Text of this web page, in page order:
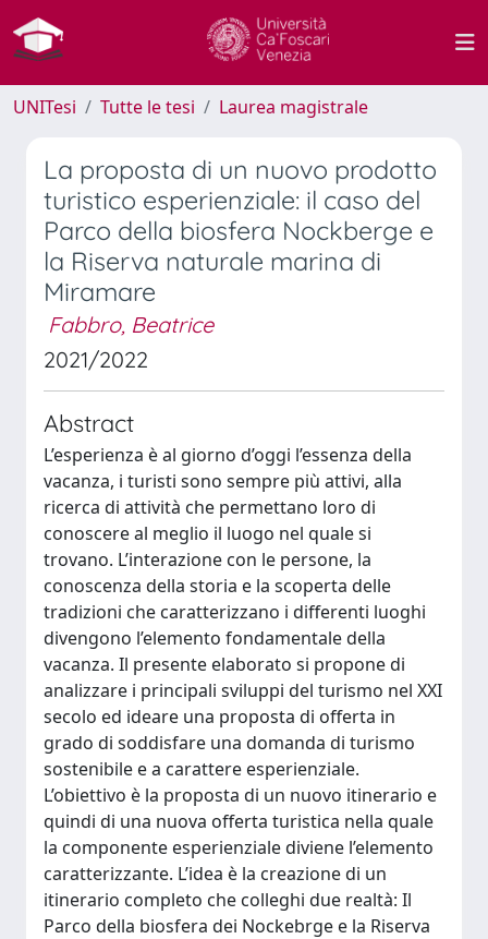
UNITesi Tutte le tesi Laurea magistrale
La proposta di un nuovo prodotto
turistico esperienziale: il caso del
Parco della biosfera Nockberge e
la Riserva naturale marina di
Miramare
Fabbro, Beatrice
2021/2022
Abstract
L’esperienza è al giorno d’oggi l’essenza della
vacanza, i turisti sono sempre più attivi, alla
ricerca di attività che permettano loro di
conoscere al meglio il luogo nel quale si
trovano. L’interazione con le persone, la
conoscenza della storia e la scoperta delle
tradizioni che caratterizzano i differenti luoghi
divengono l’elemento fondamentale della
vacanza. Il presente elaborato si propone di
analizzare i principali sviluppi del turismo nel XXI
secolo ed ideare una proposta di offerta in
grado di soddisfare una domanda di turismo
sostenibile e a carattere esperienziale.
L’obiettivo è la proposta di un nuovo itinerario e
quindi di una nuova offerta turistica nella quale
la componente esperienziale diviene l’elemento
caratterizzante. L’idea è la creazione di un
itinerario completo che colleghi due realtà: Il
Parco della biosfera dei Nockebrge e la Riserva